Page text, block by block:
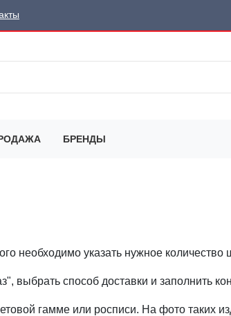
БРЕНДЫ
необходимо указать нужное количество
выбрать способ доставки и заполнить
гамме или росписи. На фото таких